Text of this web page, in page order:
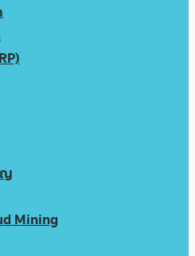
ญ
Mining